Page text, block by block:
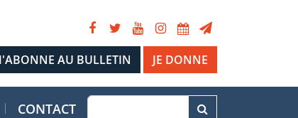
JE DONNE
CONTACT